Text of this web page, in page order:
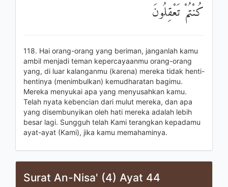
كُنْتُمْ تَعْقِلُونَ
118. Hai orang-orang yang beriman, janganlah kamu
ambil menjadi teman kepercayaanmu orang-orang
yang, di luar kalanganmu (karena) mereka tidak henti-
hentinya (menimbulkan) kemudharatan bagimu.
Mereka menyukai apa yang menyusahkan kamu.
Telah nyata kebencian dari mulut mereka, dan apa
yang disembunyikan oleh hati mereka adalah lebih
besar lagi. Sungguh telah Kami terangkan kepadamu
ayat-ayat (Kami), jika kamu memahaminya.
Surat An-Nisa' (4) Ayat 44